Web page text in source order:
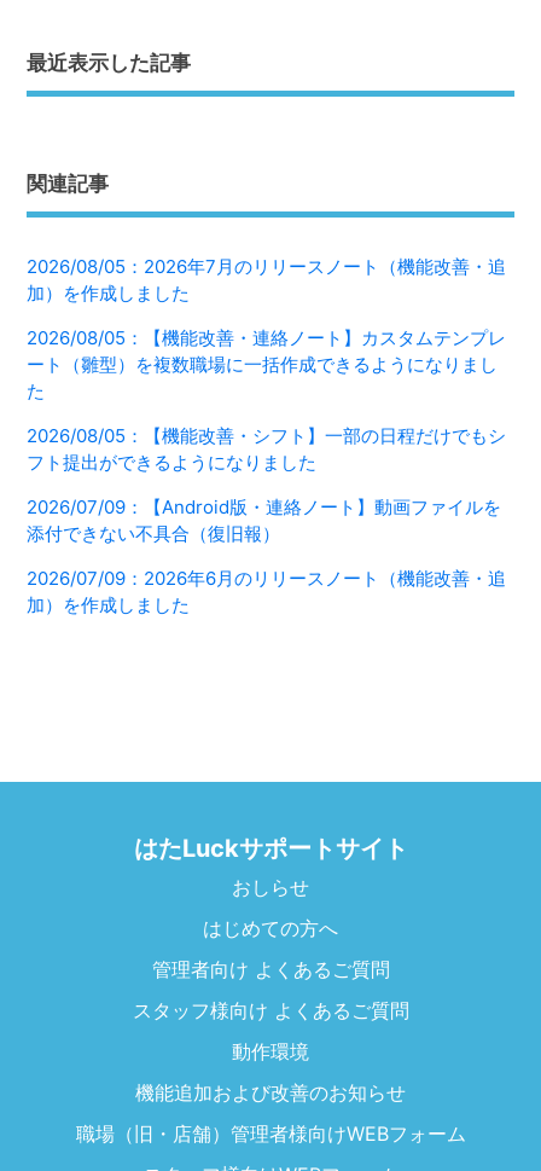
最近表示した記事
関連記事
2026/08/05：2026年7月のリリースノート（機能改善・追
加）を作成しました
2026/08/05：【機能改善・連絡ノート】カスタムテンプレ
ート（雛型）を複数職場に一括作成できるようになりまし
た
2026/08/05：【機能改善・シフト】一部の日程だけでもシ
フト提出ができるようになりました
2026/07/09：【Android版・連絡ノート】動画ファイルを
添付できない不具合（復旧報）
2026/07/09：2026年6月のリリースノート（機能改善・追
加）を作成しました
はたLuckサポートサイト
おしらせ
はじめての方へ
管理者向け よくあるご質問
スタッフ様向け よくあるご質問
動作環境
機能追加および改善のお知らせ
職場（旧・店舗）管理者様向けWEBフォーム